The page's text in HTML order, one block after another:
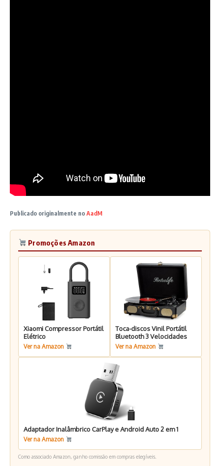
Publicado originalmente no AadM
Promoções Amazon
Xiaomi Compressor Portátil
Elétrico
Ver na Amazon
Toca-discos Vinil Portátil
Bluetooth 3 Velocidades
Ver na Amazon
Adaptador Inalâmbrico CarPlay e Android Auto 2 em 1
Ver na Amazon
Como associado Amazon, ganho comissão em compras elegíveis.